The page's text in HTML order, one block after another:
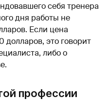
себя тренера
дня работы не
Если цена
долларов, это говорит
либо о
профессии